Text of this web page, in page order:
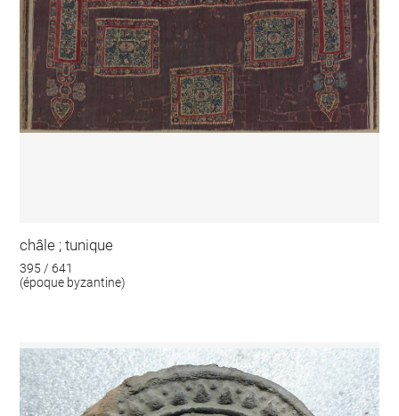
châle ; tunique
395 / 641
(époque byzantine)